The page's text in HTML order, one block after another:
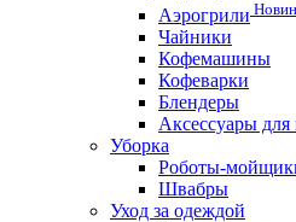
Аэрогрили
Чайники
Кофемашины
Кофеварки
Блендеры
Аксессуары для
Уборка
Роботы-
Швабры
Уход за одеждой